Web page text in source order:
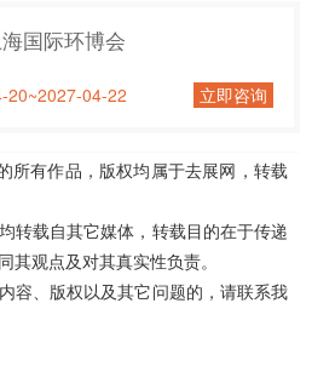
国际环博会
20~2027-04-22 立即咨询
所有作品，版权均属于去展网，转载
转载自其它媒体，转载目的在于传递
其观点及对其真实性负责。
容、版权以及其它问题的，请联系我